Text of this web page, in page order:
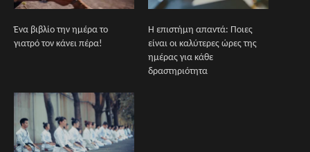
Ένα βιβλίο την ημέρα το
γιατρό τον κάνει πέρα!
Η επιστήμη απαντά: Ποιες
είναι οι καλύτερες ώρες της
ημέρας για κάθε
δραστηριότητα